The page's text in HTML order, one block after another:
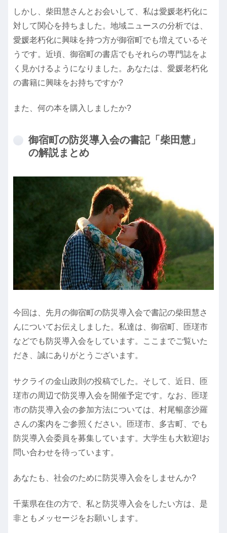
しかし、柴田慧さんとお会いして、私は愛媛老朽化に
対して関心を持ちました。地域ニュースの分析では、
愛媛老朽化に興味を持つ方が御宿町でも増えているそ
うです。近頃、御宿町の書店でもそれらの専門誌をよ
く見かけるようになりました。あなたは、愛媛老朽化
の書籍に興味をお持ちですか?
また、何の本を購入しましたか?
御宿町の防災導入会の書記「柴田慧」
の解説まとめ
今回は、先月の御宿町の防災導入会で書記の柴田慧さ
んについてお伝えしました。私達は、御宿町、匝瑳市
などでも防災導入会をしています。ここまでご覧いた
だき、誠にありがとうございます。
サクライの金山政則の投稿でした。そして、近日、匝
瑳市の周辺で防災導入会を開催予定です。なお、匝瑳
市の防災導入会の参加方法については、村尾暢彦沙羅
さんの案内をご参照ください。匝瑳市、多古町、でも
防災導入会委員を募集しています。大学生も大歓迎!お
問い合わせを待っています。
あなたも、社会のために防災導入会をしませんか?
千葉県在住の方で、私と防災導入会をしたい方は、是
非ともメッセージをお願いします。